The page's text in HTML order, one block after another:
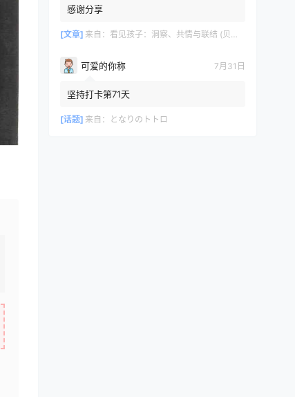
感谢分享
[文章] 来自： 看见孩子：洞察、共情与联结 (贝姬·肯尼迪) (mobi,azw3,epub)
可爱的你称 7月31日
坚持打卡第71天
[话题] 来自： となりのトトロ